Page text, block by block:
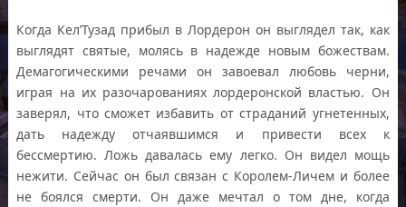
Когда Кел’Тузад прибыл в Лордерон он выглядел так, как
выглядят святые, молясь в надежде новым божествам.
Демагогическими речами он завоевал любовь черни,
играя на их разочарованиях лордеронской властью. Он
заверял, что сможет избавить от страданий угнетенных,
дать надежду отчаявшимся и привести всех к
бессмертию. Ложь давалась ему легко. Он видел мощь
нежити. Сейчас он был связан с Королем-Личем и более
не боялся смерти. Он даже мечтал о том дне, когда